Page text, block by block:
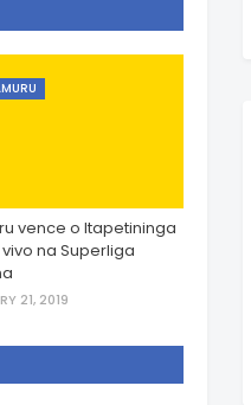
vence o Itapetininga
na Superliga
21, 2019